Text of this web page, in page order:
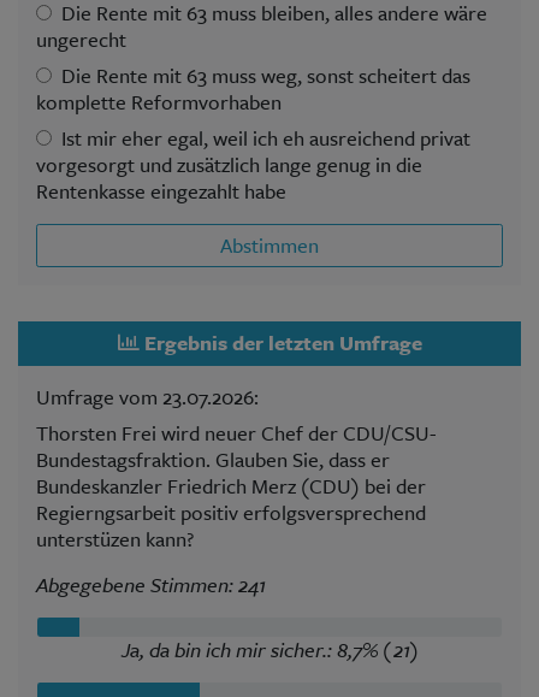
Die Rente mit 63 muss bleiben, alles andere wäre
ungerecht
Die Rente mit 63 muss weg, sonst scheitert das
komplette Reformvorhaben
Ist mir eher egal, weil ich eh ausreichend privat
vorgesorgt und zusätzlich lange genug in die
Rentenkasse eingezahlt habe
Abstimmen
Ergebnis der letzten Umfrage
Umfrage vom 23.07.2026:
Thorsten Frei wird neuer Chef der CDU/CSU-
Bundestagsfraktion. Glauben Sie, dass er
Bundeskanzler Friedrich Merz (CDU) bei der
Regierngsarbeit positiv erfolgsversprechend
unterstüzen kann?
Abgegebene Stimmen: 241
Ja, da bin ich mir sicher.: 8,7% (21)